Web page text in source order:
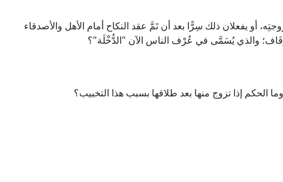
أو يفعلان ذلك سِرًّا بعد أن تَمَّ عقد النكاح أمام الأهل والأصدقاء
والذي يُسَمَّى في عُرْف الناس الآن "الدُّخْلَة"؟
إذا تزوج منها بعد طلاقها بسبب هذا التخبيب؟